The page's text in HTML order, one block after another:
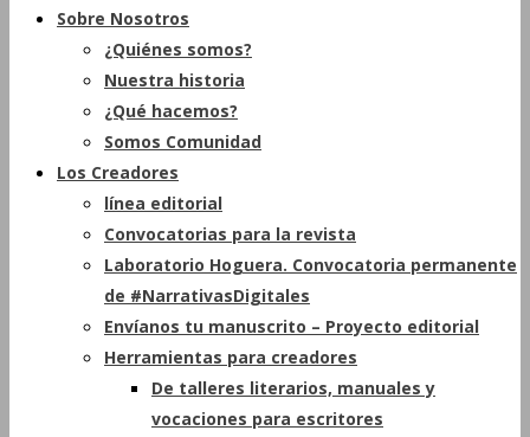
Sobre Nosotros
¿Quiénes somos?
Nuestra historia
¿Qué hacemos?
Somos Comunidad
Los Creadores
línea editorial
Convocatorias para la revista
Laboratorio Hoguera. Convocatoria permanente
de #NarrativasDigitales
Envíanos tu manuscrito – Proyecto editorial
Herramientas para creadores
De talleres literarios, manuales y
vocaciones para escritores